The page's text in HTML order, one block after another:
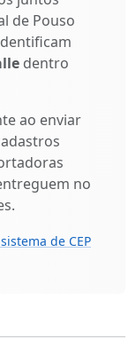
de Pouso
dentro
ao enviar
no
de CEP